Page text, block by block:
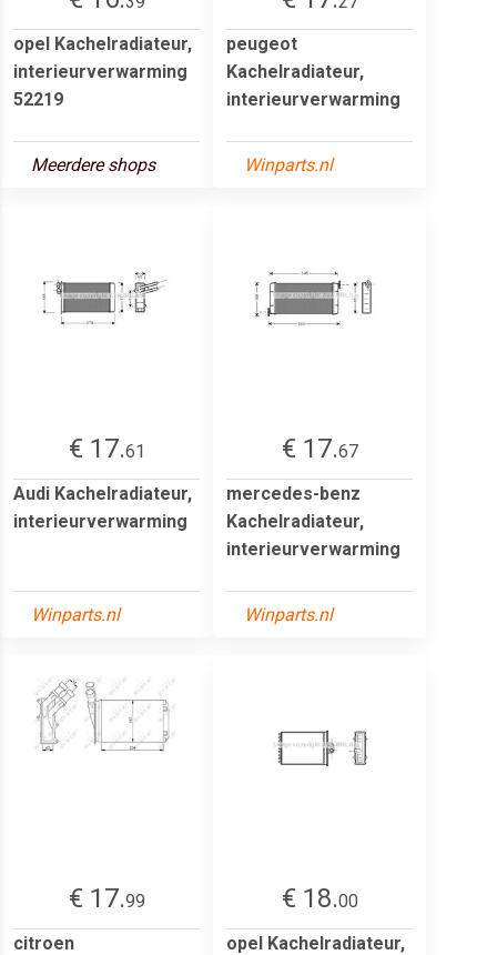
opel Kachelradiateur,
interieurverwarming
52219
Meerdere shops
peugeot
Kachelradiateur,
interieurverwarming
Winparts.nl
€ 17.61
Audi Kachelradiateur,
interieurverwarming
Winparts.nl
€ 17.67
mercedes-benz
Kachelradiateur,
interieurverwarming
Winparts.nl
€ 17.99
citroen
€ 18.00
opel Kachelradiateur,